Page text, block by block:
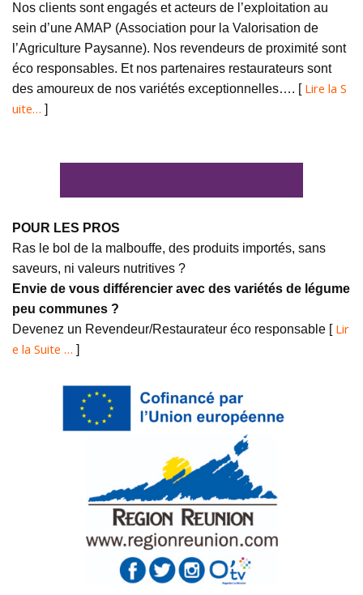
Nos clients sont engagés et acteurs de l’exploitation au
sein d’une AMAP (Association pour la Valorisation de
l’Agriculture Paysanne). Nos revendeurs de proximité sont
éco responsables. Et nos partenaires restaurateurs sont
des amoureux de nos variétés exceptionnelles…. [ Lire la S
uite… ]
POUR LES PROS
Ras le bol de la malbouffe, des produits importés, sans
saveurs, ni valeurs nutritives ?
Envie de vous différencier avec des variétés de légume
peu communes ?
Devenez un Revendeur/Restaurateur éco responsable [ Lir
e la Suite … ]